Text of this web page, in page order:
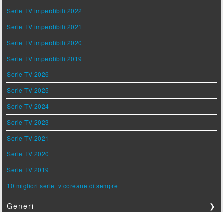
Serie TV imperdibili 2022
Serie TV imperdibili 2021
Serie TV imperdibili 2020
Serie TV imperdibili 2019
Serie TV 2026
Serie TV 2025
Serie TV 2024
Serie TV 2023
Serie TV 2021
Serie TV 2020
Serie TV 2019
10 migliori serie tv coreane di sempre
Generi ❯